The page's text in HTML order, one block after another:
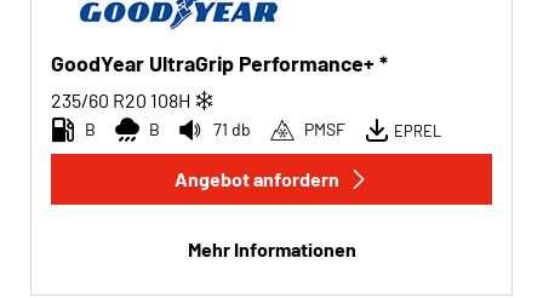
GoodYear UltraGrip Performance+ *
235/60 R20 108H
B B 71 db PMSF EPREL
Angebot anfordern
Mehr Informationen